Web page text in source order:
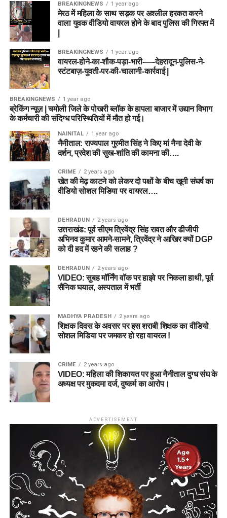
BREAKINGNEWS 1 year ago
मेरठ में महिला के साथ सड़क पर अश्लील हरकत करने
वाला युवक वीडियो वायरल होने के बाद पुलिस की गिरफ्त में
BREAKINGNEWS 1 year ago
वायरल-होने-का-शौक-पड़ा-भारी-—-देहरादून-पुलिस-ने-
स्टंटबाज़-युवती-पर-की-चालानी-कार्रवाई |
BREAKINGNEWS 1 year ago
ब्रेकिंग न्यूज़ | चमोली जिले के पोखरी ब्लॉक के हापला बाजार में उद्यान विभाग
के कर्मचारी की संदिग्ध परिस्थितियों में मौत हो गई।
NAINITAL 1 year ago
नैनीताल: राज्यपाल गुरमीत सिंह ने किए मां नैना देवी के
दर्शन, प्रदेश की सुख-शांति की कामना की….
CRIME 2 years ago
खेत की मेढ़ काटने को लेकर दो पक्षों के बीच खूनी संघर्ष का
वीडियो सोशल मिडिया पर वायरल….
DEHRADUN 2 years ago
उत्तराखंड: पूर्व सीएम त्रिवेंद्र सिंह रावत और डीजीपी
अभिनव कुमार आमने-सामने, त्रिवेंद्र ने आखिर क्यों DGP
को दी हद में रहने की सलाह ?
DEHRADUN 2 years ago
VIDEO: सुबह मॉर्निंग वॉक पर हाइवे पर निकला हाथी, पूर्व
सैनिक घयाल, अस्पताल में भर्ती
MADHYA PRADESH 2 years ago
शिक्षक दिवस के अवसर पर इस शराबी शिक्षक का वीडियो
सोशल मिडिया पर जमकर हो रहा वायरल !
CRIME 2 years ago
VIDEO: महिला की शिकायत पर हुआ नैनीताल दुग्ध संघ के
अध्यक्ष पर मुकदमा दर्ज, दुष्कर्म का आरोप।
ADVERTISEMENT